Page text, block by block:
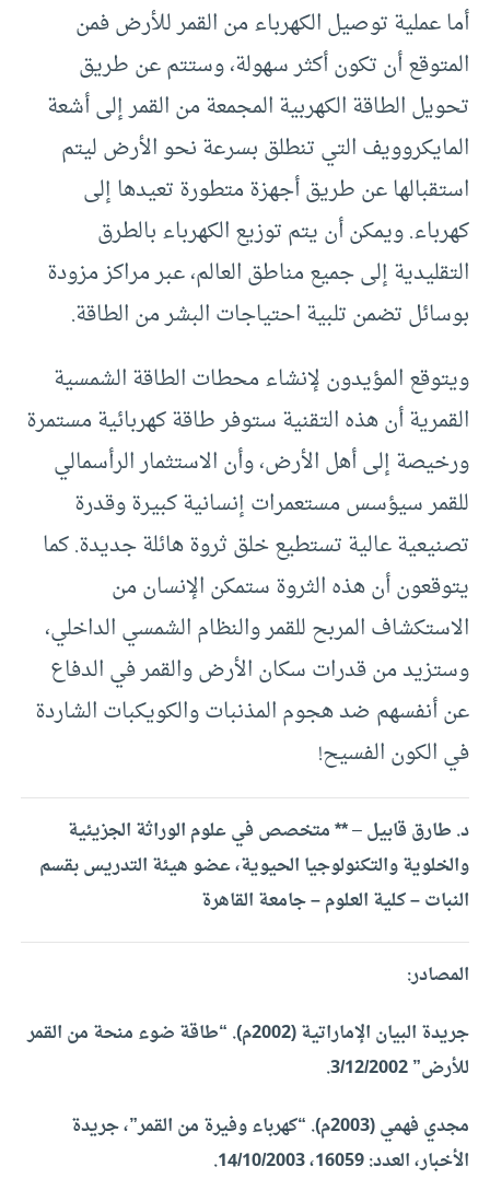
أما عملية توصيل الكهرباء من القمر للأرض فمن
المتوقع أن تكون أكثر سهولة، وستتم عن طريق
تحويل الطاقة الكهربية المجمعة من القمر إلى أشعة
المايكروويف التي تنطلق بسرعة نحو الأرض ليتم
استقبالها عن طريق أجهزة متطورة تعيدها إلى
كهرباء. ويمكن أن يتم توزيع الكهرباء بالطرق
التقليدية إلى جميع مناطق العالم، عبر مراكز مزودة
بوسائل تضمن تلبية احتياجات البشر من الطاقة.
ويتوقع المؤيدون لإنشاء محطات الطاقة الشمسية
القمرية أن هذه التقنية ستوفر طاقة كهربائية مستمرة
ورخيصة إلى أهل الأرض، وأن الاستثمار الرأسمالي
للقمر سيؤسس مستعمرات إنسانية كبيرة وقدرة
تصنيعية عالية تستطيع خلق ثروة هائلة جديدة. كما
يتوقعون أن هذه الثروة ستمكن الإنسان من
الاستكشاف المربح للقمر والنظام الشمسي الداخلي،
وستزيد من قدرات سكان الأرض والقمر في الدفاع
عن أنفسهم ضد هجوم المذنبات والكويكبات الشاردة
في الكون الفسيح!
د. طارق قابيل–** متخصص في علوم الوراثة الجزيئية
والخلوية والتكنولوجيا الحيوية، عضو هيئة التدريس بقسم
النبات – كلية العلوم – جامعة القاهرة
المصادر:
جريدة البيان الإماراتية (2002م). “طاقة ضوء منحة من القمر
للأرض” 3/12/2002.
مجدي فهمي (2003م). “كهرباء وفيرة من القمر”، جريدة
الأخبار، العدد: 16059، 14/10/2003.